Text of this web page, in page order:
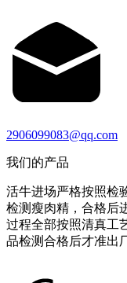
2906099083@qq.com
我们的产品
活牛进场严格按照检
检测瘦肉精，合格后
过程全部按照清真工
品检测合格后才准出